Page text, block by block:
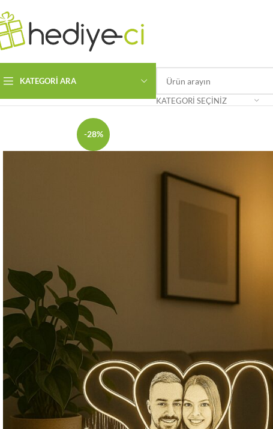
KATEGORI ARA
KATEGORI SEÇINIZ
DİKDÖRTGEN MODELLER Dikdörtgen
-28%